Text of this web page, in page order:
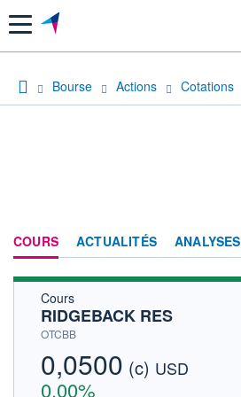
Menu
Bourse Actions Cotations
COURS ACTUALITÉS ANALYSES
Cours
RIDGEBACK RES
OTCBB
0,0500 (c) USD
0,00%